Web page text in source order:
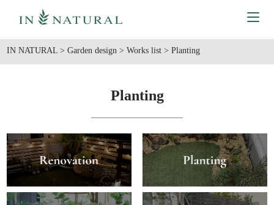
IN NATURAL >Garden design >Works list >Planting
Planting